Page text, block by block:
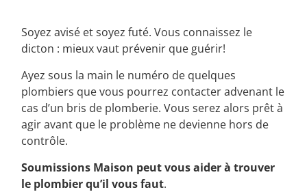
Soyez avisé et soyez futé. Vous connaissez le
dicton : mieux vaut prévenir que guérir!
Ayez sous la main le numéro de quelques
plombiers que vous pourrez contacter advenant le
cas d’un bris de plomberie. Vous serez alors prêt à
agir avant que le problème ne devienne hors de
contrôle.
Soumissions Maison peut vous aider à trouver
le plombier qu’il vous faut.